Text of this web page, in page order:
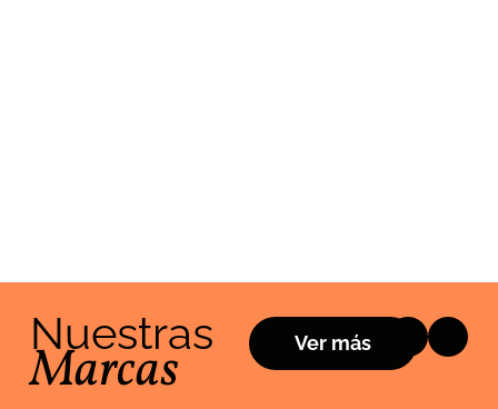
Nuestras
Marcas Ver más